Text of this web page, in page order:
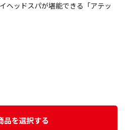
ヘッドスパが堪能できる「アテッ
品を選択する